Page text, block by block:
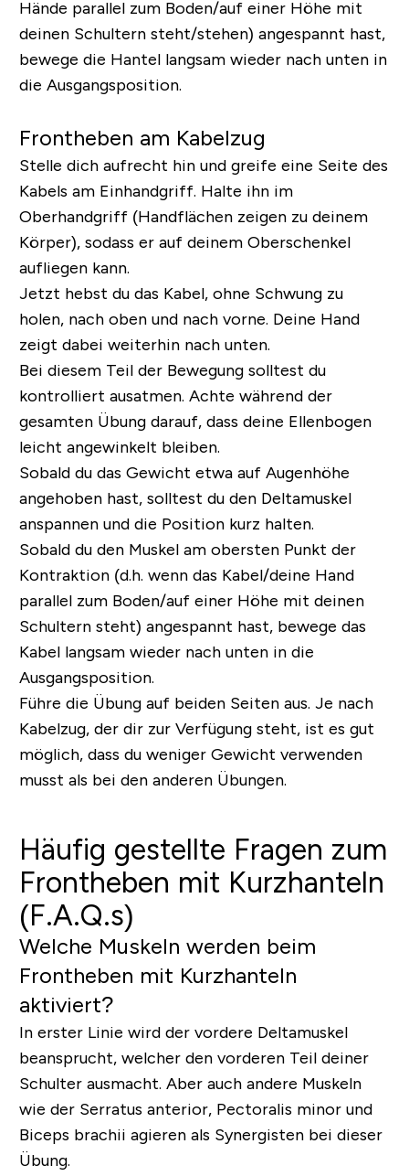
Hände parallel zum Boden/auf einer Höhe mit
deinen Schultern steht/stehen) angespannt hast,
bewege die Hantel langsam wieder nach unten in
die Ausgangsposition.
Frontheben am Kabelzug
Stelle dich aufrecht hin und greife eine Seite des
Kabels am Einhandgriff. Halte ihn im
Oberhandgriff (Handflächen zeigen zu deinem
Körper), sodass er auf deinem Oberschenkel
aufliegen kann.
Jetzt hebst du das Kabel, ohne Schwung zu
holen, nach oben und nach vorne. Deine Hand
zeigt dabei weiterhin nach unten.
Bei diesem Teil der Bewegung solltest du
kontrolliert ausatmen. Achte während der
gesamten Übung darauf, dass deine Ellenbogen
leicht angewinkelt bleiben.
Sobald du das Gewicht etwa auf Augenhöhe
angehoben hast, solltest du den Deltamuskel
anspannen und die Position kurz halten.
Sobald du den Muskel am obersten Punkt der
Kontraktion (d.h. wenn das Kabel/deine Hand
parallel zum Boden/auf einer Höhe mit deinen
Schultern steht) angespannt hast, bewege das
Kabel langsam wieder nach unten in die
Ausgangsposition.
Führe die Übung auf beiden Seiten aus. Je nach
Kabelzug, der dir zur Verfügung steht, ist es gut
möglich, dass du weniger Gewicht verwenden
musst als bei den anderen Übungen.
Häufig gestellte Fragen zum
Frontheben mit Kurzhanteln
(F.A.Q.s)
Welche Muskeln werden beim
Frontheben mit Kurzhanteln
aktiviert?
In erster Linie wird der vordere Deltamuskel
beansprucht, welcher den vorderen Teil deiner
Schulter ausmacht. Aber auch andere Muskeln
wie der Serratus anterior, Pectoralis minorund
Biceps brachii agieren als Synergisten bei dieser
Übung.